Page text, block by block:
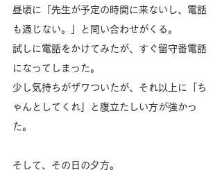
昼頃に「先生が予定の時間に来ないし、電話
も通じない。」と問い合わせがくる。
試しに電話をかけてみたが、すぐ留守番電話
になってしまった。
少し気持ちがザワついたが、それ以上に「ち
ゃんとしてくれ」と腹立たしい方が強かっ
た。
そして、その日の夕方。